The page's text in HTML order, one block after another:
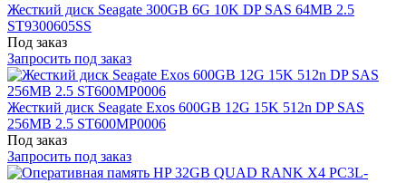
Жесткий диск Seagate 300GB 6G 10K DP SAS 64MB 2.5
ST9300605SS
Под заказ
Запросить под заказ
Жесткий диск Seagate Exos 600GB 12G 15K 512n DP SAS
256MB 2.5 ST600MP0006
Под заказ
Запросить под заказ